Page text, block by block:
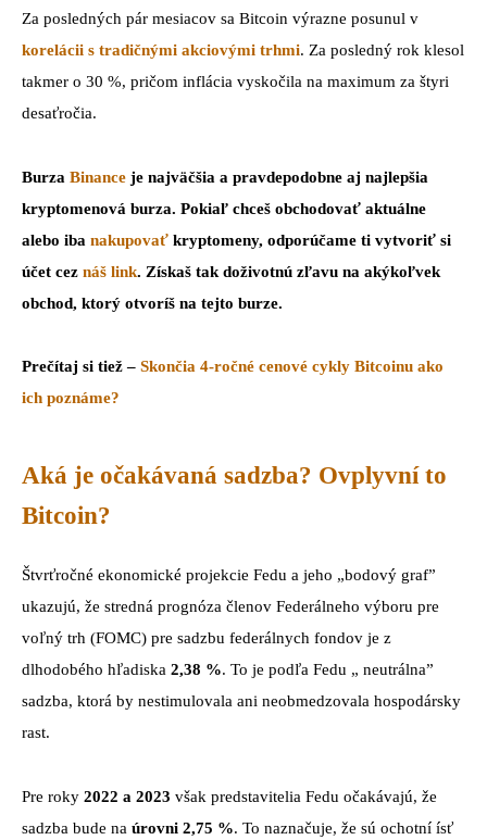
Za posledných pár mesiacov sa Bitcoin výrazne posunul v
korelácii s tradičnými akciovými trhmi. Za posledný rok klesol
takmer o 30 %, pričom inflácia vyskočila na maximum za štyri
desaťročia.
Burza Binance je najväčšia a pravdepodobne aj najlepšia
kryptomenová burza. Pokiaľ chceš obchodovať aktuálne
alebo iba nakupovať kryptomeny, odporúčame ti vytvoriť si
účet cez náš link. Získaš tak doživotnú zľavu na akýkoľvek
obchod, ktorý otvoríš na tejto burze.
Prečítaj si tiež – Skončia 4-ročné cenové cykly Bitcoinu ako
ich poznáme?
Aká je očakávaná sadzba? Ovplyvní to
Bitcoin?
Štvrťročné ekonomické projekcie Fedu a jeho „bodový graf”
ukazujú, že stredná prognóza členov Federálneho výboru pre
voľný trh (FOMC) pre sadzbu federálnych fondov je z
dlhodobého hľadiska 2,38 %. To je podľa Fedu „ neutrálna”
sadzba, ktorá by nestimulovala ani neobmedzovala hospodársky
rast.
Pre roky 2022 a 2023 však predstavitelia Fedu očakávajú, že
sadzba bude na úrovni 2,75 %. To naznačuje, že sú ochotní ísť